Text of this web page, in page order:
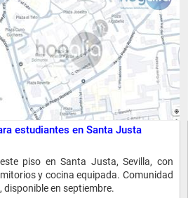
estudiantes en Santa Justa
piso en Santa Justa, Sevilla, con
y cocina equipada. Comunidad
disponible en septiembre.